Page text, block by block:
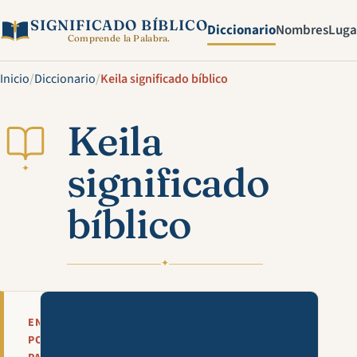
SIGNIFICADO BÍBLICO
Comprende la Palabra. DiccionarioNombres
Inicio/Diccionario/Keila significado bíblico
✦
Keila
significado
bíblico
✦
EN
POCAS
Mira esta explicación en